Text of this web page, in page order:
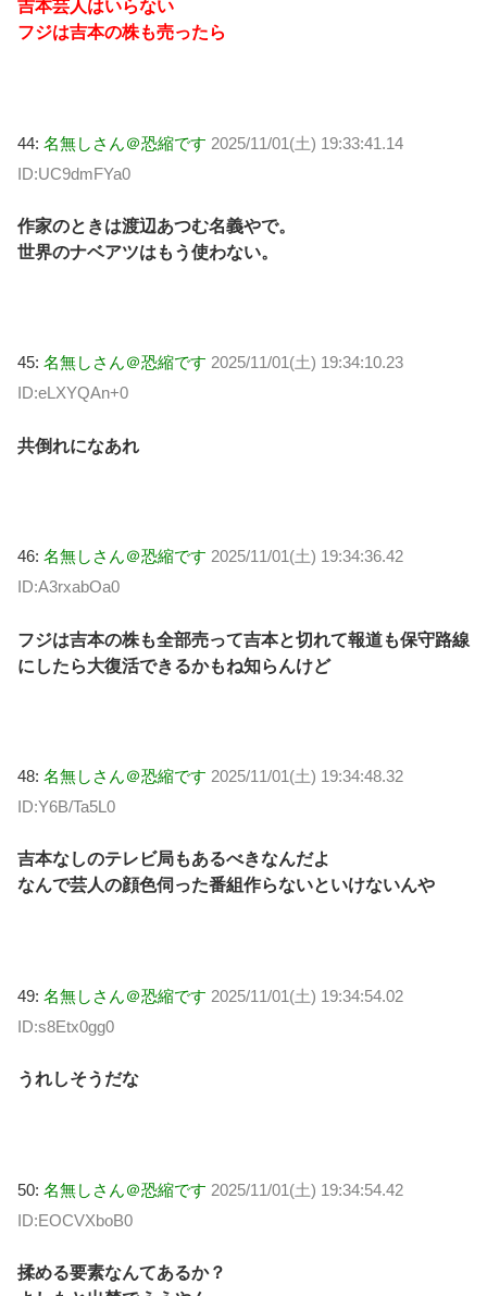
吉本芸人はいらない
フジは吉本の株も売ったら
44: 名無しさん＠恐縮です 2025/11/01(土) 19:33:41.14
ID:UC9dmFYa0
作家のときは渡辺あつむ名義やで。
世界のナベアツはもう使わない。
45: 名無しさん＠恐縮です 2025/11/01(土) 19:34:10.23
ID:eLXYQAn+0
共倒れになあれ
46: 名無しさん＠恐縮です 2025/11/01(土) 19:34:36.42
ID:A3rxabOa0
フジは吉本の株も全部売って吉本と切れて報道も保守路線
にしたら大復活できるかもね知らんけど
48: 名無しさん＠恐縮です 2025/11/01(土) 19:34:48.32
ID:Y6B/Ta5L0
吉本なしのテレビ局もあるべきなんだよ
なんで芸人の顔色伺った番組作らないといけないんや
49: 名無しさん＠恐縮です 2025/11/01(土) 19:34:54.02
ID:s8Etx0gg0
うれしそうだな
50: 名無しさん＠恐縮です 2025/11/01(土) 19:34:54.42
ID:EOCVXboB0
揉める要素なんてあるか？